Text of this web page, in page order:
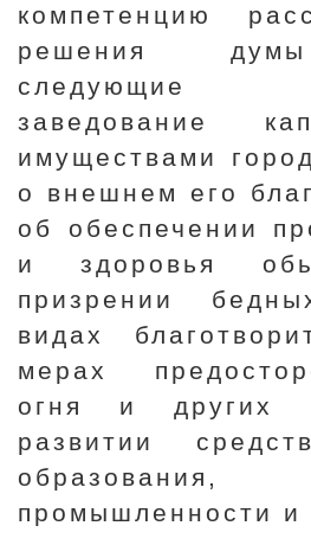
компетенцию
решения
следующие
заведование
имуществами
о внешнем его
об обеспечении
и здоровья
призрении
видах
мерах
огня и других
развитии
промышленности и